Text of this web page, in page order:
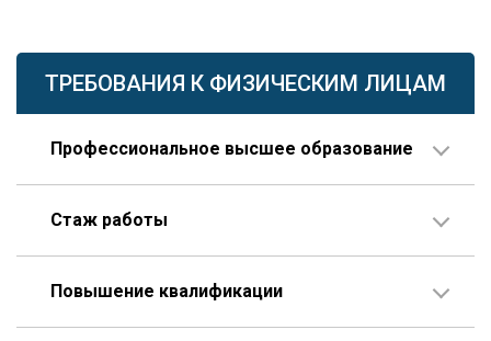
ТРЕБОВАНИЯ К ФИЗИЧЕСКИМ ЛИЦАМ
Профессиональное высшее образование
проектирования.
Стаж работы
или больше, 3 года из которых – на руководящей
Повышение квалификации